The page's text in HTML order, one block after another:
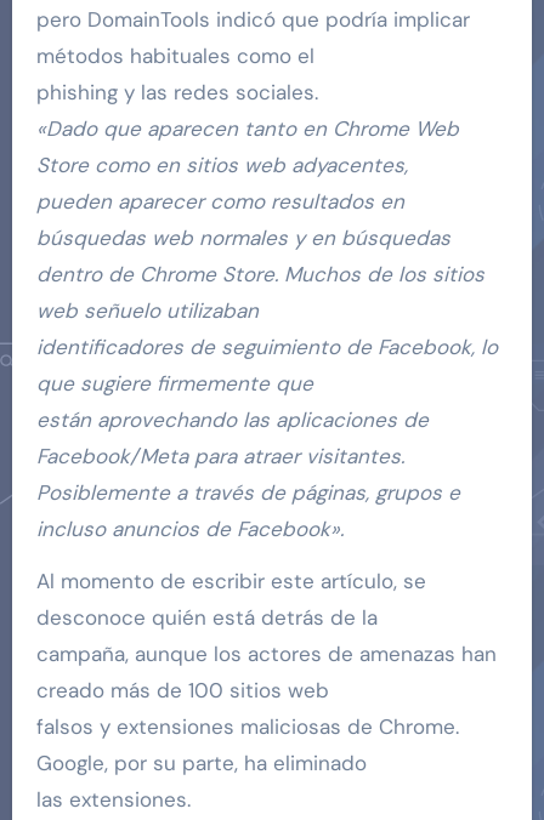
pero DomainTools indicó que podría implicar
métodos habituales como el
phishing y las redes sociales.
«Dado que aparecen tanto en Chrome Web
Store como en sitios web adyacentes,
pueden aparecer como resultados en
búsquedas web normales y en búsquedas
dentro de Chrome Store. Muchos de los sitios
web señuelo utilizaban
identificadores de seguimiento de Facebook, lo
que sugiere firmemente que
están aprovechando las aplicaciones de
Facebook/Meta para atraer visitantes.
Posiblemente a través de páginas, grupos e
incluso anuncios de Facebook».
Al momento de escribir este artículo, se
desconoce quién está detrás de la
campaña, aunque los actores de amenazas han
creado más de 100 sitios web
falsos y extensiones maliciosas de Chrome.
Google, por su parte, ha eliminado
las extensiones.